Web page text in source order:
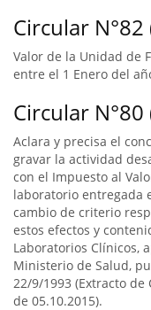
Circular
Valor de la Unidad de
entre el 1 Enero del
Circular
Aclara y precisa el
gravar la actividad
con el Impuesto al
laboratorio entregada
cambio de criterio
estos efectos y
Laboratorios Clínicos,
Ministerio de Salud,
22/9/1993 (Extracto
de 05.10.2015).